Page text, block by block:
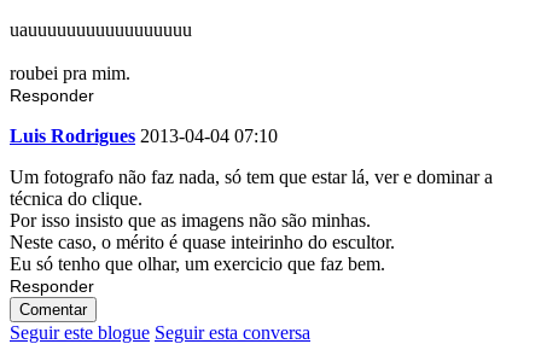
uauuuuuuuuuuuuuuuuu
roubei pra mim.
Responder
Luis Rodrigues 2013-04-04 07:10
Um fotografo não faz nada, só tem que estar lá, ver e dominar a
técnica do clique.
Por isso insisto que as imagens não são minhas.
Neste caso, o mérito é quase inteirinho do escultor.
Eu só tenho que olhar, um exercicio que faz bem.
Responder
Comentar
Seguir este blogue Seguir esta conversa